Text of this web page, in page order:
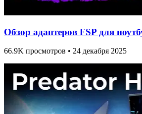
Обзор адаптеров FSP для
66.9K просмотров • 24 декабря 2025